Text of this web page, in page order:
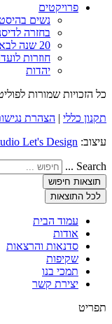
פרויקטים
נשים
בחזרה
20 שנה לבאפי
חוזרות
יהדות
כל הזכויות שמורות
תקנון כללי | הצהרת
עיצוב: Let's Design
Search ...
תוצאות חיפוש
לכל התוצאות
עמוד הבית
אודות
סדנאות והרצאות
שקיפות
תמכי בנו
יצירת קשר
תפריט